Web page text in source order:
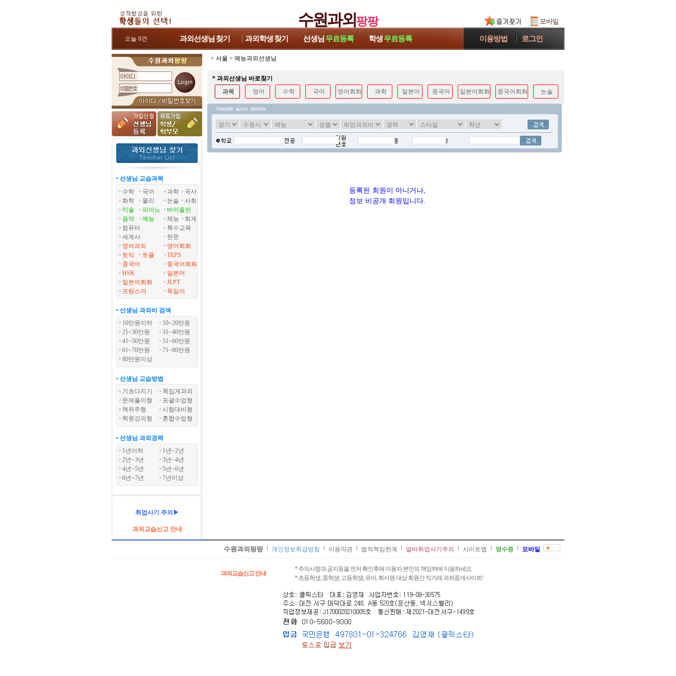
수원과외팡팡
오늘 0건 과외선생님 찾기 과외학생찾기 선생님 무료등록 학생무료등록 이용방법 로그인
• 선생님 교습과목
수학
국어 과학
국사
화학
물리 논술
사회
미술
피아노
바이올린
음악
예능 체능
회계
컴퓨터
특수교육
세계사
한문
영어과외
영어회화
토익
토플
TEPS
중국어
중국어회화
HSK
일본어
일본어회화
JLPT
프랑스어
독일어
• 선생님 과외비 검색
10만원이하
10~20만원
21~30만원
31~40만원
41~50만원
51~60만원
61~70만원
71~80만원
80만원이상
• 선생님 교습방법
기초다지기
쪽집게과외
문제풀이형
포괄수업형
책위주형
시험대비형
학원강의형
혼합수업형
• 선생님 과외경력
1년이하
1년~2년
2년~3년
3년~4년
4년~5년
5년~6년
6년~7년
7년이상
취업사기 주의▶
과외교습신고 안내
서울 > 예능과외선생님
* 과외선생님 바로찾기
과목
영어 수학 국어 영어회화 과학 일본어 중국어 일본어회화 중국어회화 논술
등록된 회원이 아니거나,
정보 비공개 회원입니다.
수원과외팡팡 개인정보취급방침 이용약관 법적책임한계 알바취업사기주의 사이트맵 영수증 모바일
과외교습신고 안내
* 주의사항과 공지등을 먼저 확인후에 이용자 본인의 책임하에 이용하세요.
* 초등학생, 중학생, 고등학생, 유아, 회사원 대상 회원간 직거래 과외중개사이트!